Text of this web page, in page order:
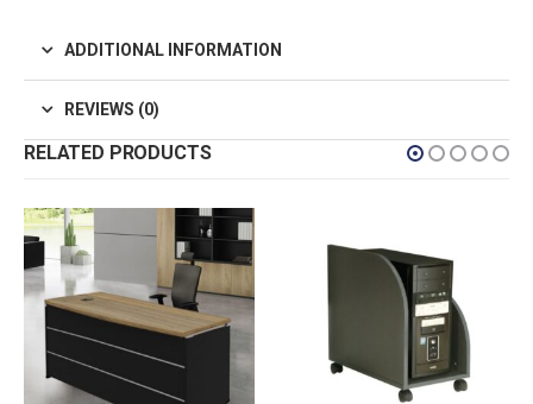
ADDITIONAL INFORMATION
REVIEWS (0)
RELATED PRODUCTS